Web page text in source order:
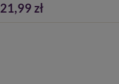
21,99 zł